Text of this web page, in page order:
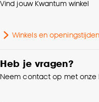
Goed om te weten is
kan aanpassen, bekijk
Gewicht
Vind jouw Kwantum winkel
Winkels en openingstijden
Heb je vragen?
Neem contact op met onze